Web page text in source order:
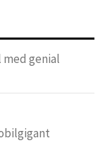
med genial